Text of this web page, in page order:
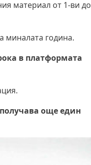
материал от 1-ви до
миналата година.
в платформата
още един